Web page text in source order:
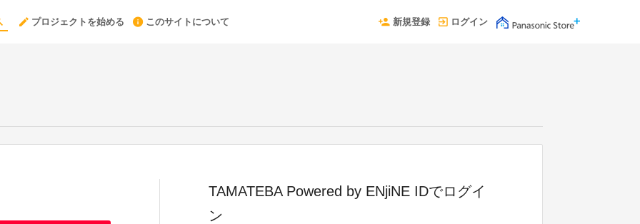
プロジェクトを始める このサイトについて 新規登録 ログイン
TAMATEBA Powered by ENjiNE IDでログイ
ン